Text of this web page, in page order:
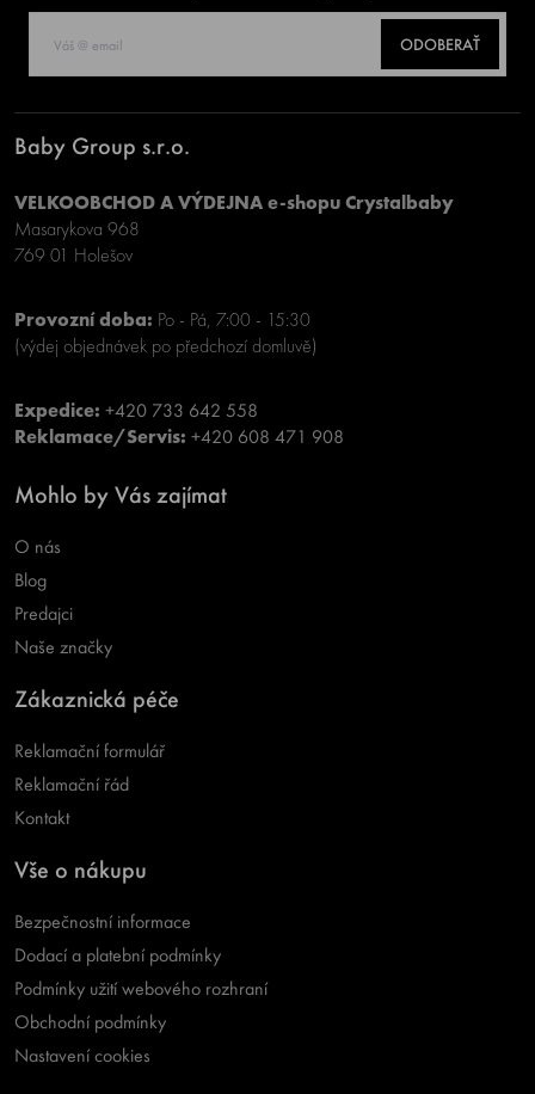
ODOBERAŤ
Baby Group s.r.o.
VELKOOBCHOD A VÝDEJNA e-shopu Crystalbaby
Masarykova 968
769 01 Holešov
Provozní doba: Po - Pá, 7:00 - 15:30
(výdej objednávek po předchozí domluvě)
Expedice: +420 733 642 558
Reklamace/Servis: +420 608 471 908
Mohlo by Vás zajímat
O nás
Blog
Predajci
Naše značky
Zákaznická péče
Reklamační formulář
Reklamační řád
Kontakt
Vše o nákupu
Bezpečnostní informace
Dodací a platební podmínky
Podmínky užití webového rozhraní
Obchodní podmínky
Nastavení cookies